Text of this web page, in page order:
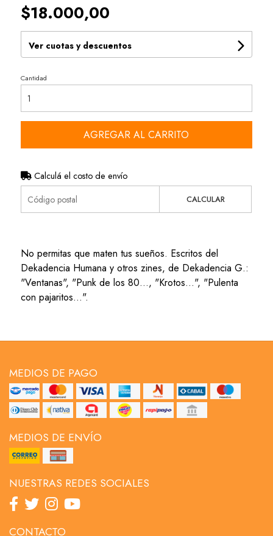
$18.000,00
Ver cuotas y descuentos
Cantidad
AGREGAR AL CARRITO
Calculá el costo de envío
CALCULAR
No permitas que maten tus sueños. Escritos del
Dekadencia Humana y otros zines, de Dekadencia G.:
"Ventanas", "Punk de los 80..., "Krotos...", "Pulenta
con pajaritos...".
MEDIOS DE PAGO
MEDIOS DE ENVÍO
NUESTRAS REDES SOCIALES
CONTACTO